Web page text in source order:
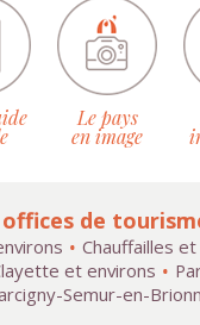
Le pays
en image
offices de
Chauffailles
et environs
Semur-en-